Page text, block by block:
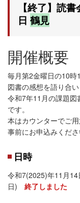
【終了】読
日 鶴見
開催概要
毎月第2金曜日の10時
図書の感想を語り合い
令和7年11月の課題図
です。
本はカウンターでご
事前にお申込みくださ
日時
令和7(2025)年11月
日) 終了しました